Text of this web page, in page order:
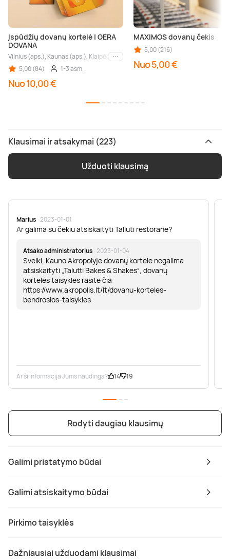
Galimi pristatymo būdai
Galimi atsiskaitymo būdai
Pirkimo taisyklės
Dažniausiai užduodami klausimai
Įspūdžių dovanų kortelė | GERA
DOVANA
Vilnius (aps.), Kaunas (aps.), Klaipėda (aps.), Palanga (aps.), Nida (aps.),
Kiti miestai
5,00 (84)
1-3 asm.
Nuo 10,00 €
MAXIMOS dovanų čekis
5,00 (216)
Nuo 5,00 €
Klausimai ir atsakymai (223)
Užduoti klausimą
Marius · 2023-01-01
Ar galima su čekiu atsiskaityti Talluti restorane?
Atsako administratorius · 2023-01-04
Sveiki, Kauno Akropolyje dovanų kortele negalima
atsiskaityti „Talutti Bakes & Shakes“, dovanų
kortelės taisykles rasite čia:
https://www.akropolis.lt/lt/dovanu-korteles-
bendrosios-taisykles
Ar ši informacija Jums naudinga? 14 19
Rodyti daugiau klausimų